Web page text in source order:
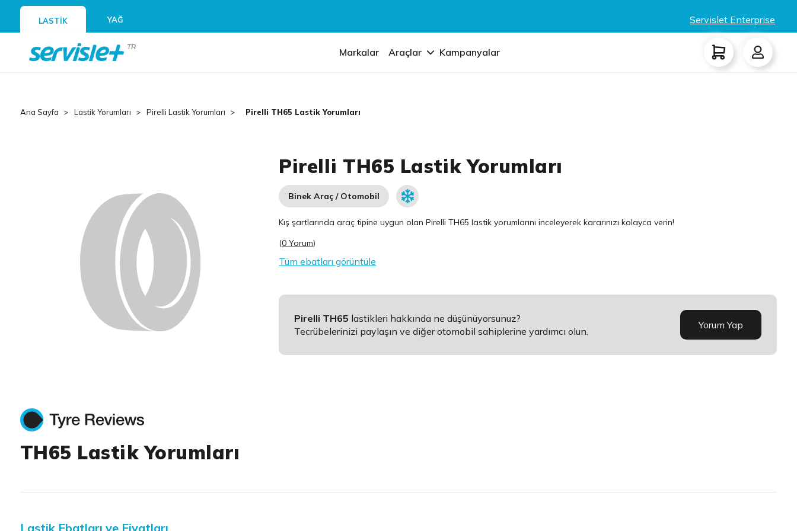
LASTİK YAĞ Servislet Enterprise
TR Markalar Araçlar Kampanyalar
Ana Sayfa Lastik Yorumları Pirelli Lastik Yorumları Pirelli TH65 Lastik Yorumları
Pirelli TH65 Lastik Yorumları
Binek Araç / Otomobil
Kış şartlarında araç tipine uygun olanPirelli TH65 lastik yorumlarını inceleyerek kararınızı kolayca verin!
(0 Yorum)
Tüm ebatları görüntüle
Pirelli TH65 lastikleri hakkında ne düşünüyorsunuz?
Tecrübelerinizi paylaşın ve diğer otomobil sahiplerine yardımcı olun.
Yorum Yap
TH65 Lastik Yorumları
Lastik Ebatları ve Fiyatları